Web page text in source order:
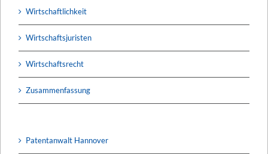
Wirtschaftlichkeit
Wirtschaftsjuristen
Wirtschaftsrecht
Zusammenfassung
Patentanwalt Hannover